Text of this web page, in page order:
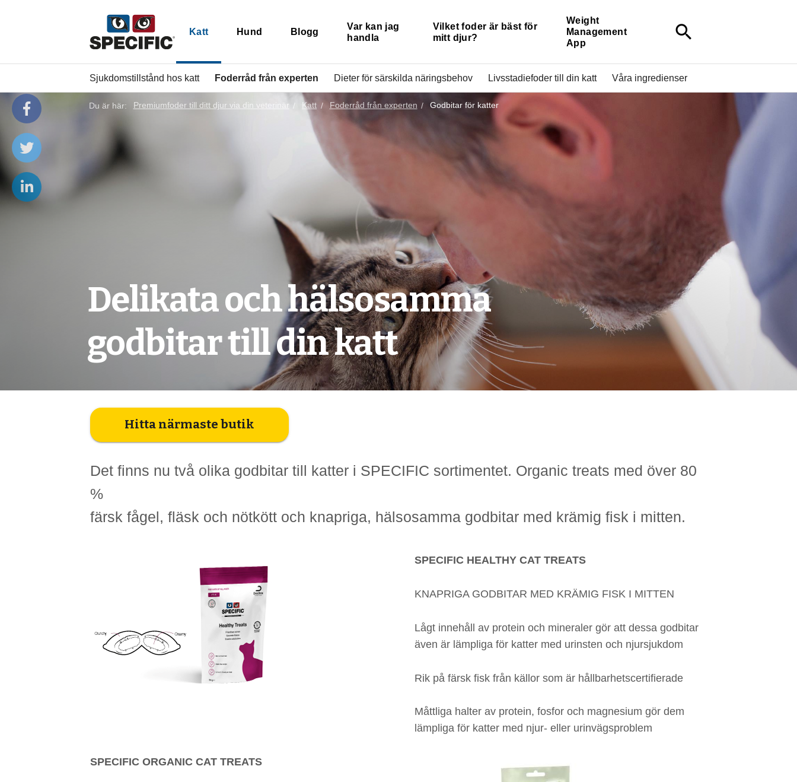
Katt Hund Blogg
Var kan jag
handla
Vilket foder är bäst för
mitt djur?
Weight
Management
App
search
Sjukdomstillstånd hos katt Foderråd från experten Dieter för särskilda näringsbehov Livsstadiefoder till din katt Våra ingredienser
Du är här: Premiumfoder till ditt djur via din veterinär Katt Foderråd från experten Godbitar för katter
Delikata och hälsosamma
godbitar till din katt
Hitta närmaste butik
Det finns nu två olika godbitar till katter i SPECIFIC sortimentet. Organic treats med över 80
%
färsk fågel, fläsk och nötkött och knapriga, hälsosamma godbitar med krämig fisk i mitten.
SPECIFIC HEALTHY CAT TREATS
KNAPRIGA GODBITAR MED KRÄMIG FISK I MITTEN
Lågt innehåll av protein och mineraler gör att dessa godbitar
även är lämpliga för katter med urinsten och njursjukdom
Rik på färsk fisk från källor som är hållbarhetscertifierade
Måttliga halter av protein, fosfor och magnesium gör dem
lämpliga för katter med njur- eller urinvägsproblem
SPECIFIC ORGANIC CAT TREATS